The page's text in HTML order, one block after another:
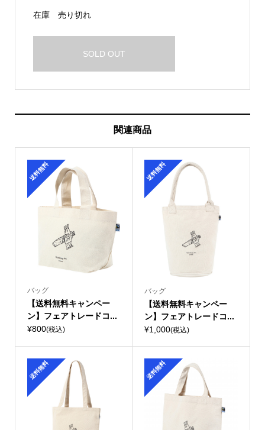
在庫 売り切れ
SOLD OUT
関連商品
送料無料
バッグ
【送料無料キャンペー
ン】フェアトレードコ...
¥800(税込)
送料無料
バッグ
【送料無料キャンペー
ン】フェアトレードコ...
¥1,000(税込)
送料無料 送料無料